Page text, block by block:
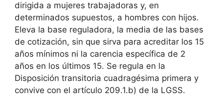
dirigida a mujeres trabajadoras y, en
determinados supuestos, a hombres con hijos.
Eleva la base reguladora, la media de las bases
de cotización, sin que sirva para acreditar los 15
años mínimos ni la carencia específica de 2
años en los últimos 15. Se regula en la
Disposición transitoria cuadragésima primera y
convive con el artículo 209.1.b) de la LGSS.